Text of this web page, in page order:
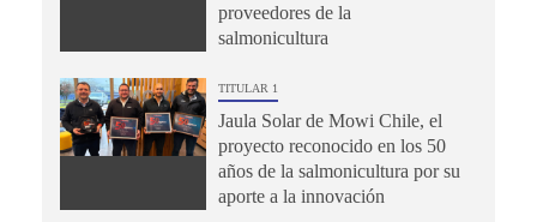
proveedores de la
salmonicultura
TITULAR 1
Jaula Solar de Mowi Chile, el
proyecto reconocido en los 50
años de la salmonicultura por su
aporte a la innovación